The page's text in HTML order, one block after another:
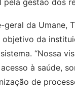
pela gestão dos
geral da Umane,
da
“Nossa
à saúde,
de